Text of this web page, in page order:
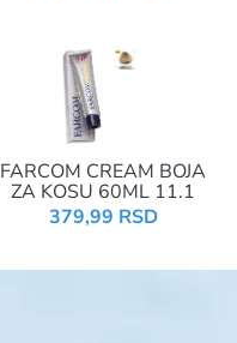
FARCOM CREAM BOJA
ZA KOSU 60ML 11.1
379,99 RSD